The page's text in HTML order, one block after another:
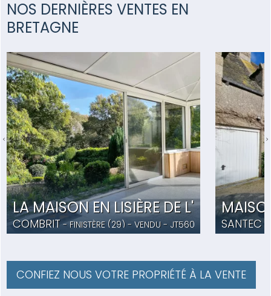
NOS DERNIÈRES VENTES EN
BRETAGNE
LA MAISON EN LISIÈRE DE L'ODET
COMBRIT- FINISTÈRE (29) -VENDU - JT5604 SANTEC
CONFIEZ NOUS VOTRE PROPRIÉTÉ À LA VENTE